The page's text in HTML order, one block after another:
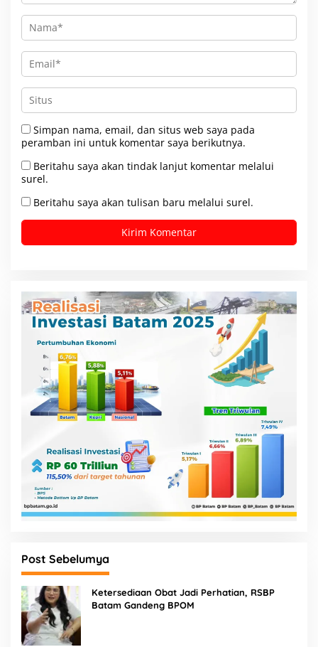
Simpan nama, email, dan situs web saya pada
peramban ini untuk komentar saya berikutnya.
Beritahu saya akan tindak lanjut komentar melalui
surel.
Beritahu saya akan tulisan baru melalui surel.
Post Sebelumya
Ketersediaan Obat Jadi Perhatian, RSBP
Batam Gandeng BPOM